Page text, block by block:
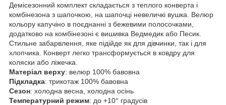
Демісезонний комплект складається з теплого конверта і
комбінезона з шапочкою, на шапочці невеличкі вушка. Велюр
кольору капучіно в поєднанні з бежевими полосочками,
додатково на комбінезоні є вишивка Ведмедик або Песик.
Стильне забарвлення, яке підійде як для дівчинки, так і для
хлопчика. Конверт легко трансформується в ковдру для
коляски або ліжечка.
Матеріал верху: велюр 100% бавовна
Підкладка: трикотаж 100% бавовна
Сезон: холодна весна, холодна осінь
Температурний режим: до +10° градусів